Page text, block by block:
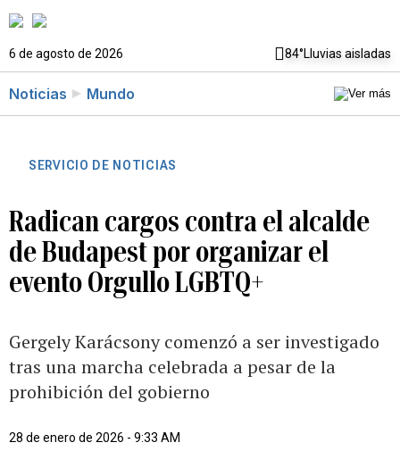
6 de agosto de 2026 84°Lluvias aisladas
Noticias Mundo
SERVICIO DE NOTICIAS
Radican cargos contra el alcalde
de Budapest por organizar el
evento Orgullo LGBTQ+
Gergely Karácsony comenzó a ser investigado
tras una marcha celebrada a pesar de la
prohibición del gobierno
28 de enero de 2026 - 9:33 AM